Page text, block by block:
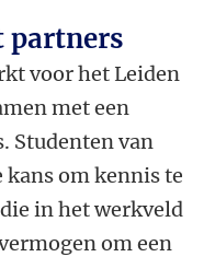
partners
voor het Leiden
met een
Studenten van
om kennis te
in het werkveld
om een